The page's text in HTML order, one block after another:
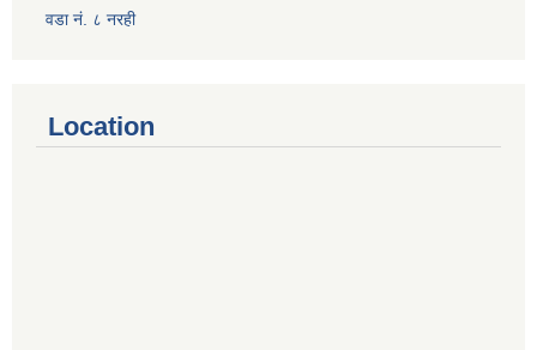
वडा नं. ८ नरही
Location